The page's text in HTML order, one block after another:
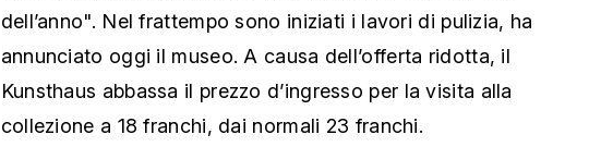
dell’anno". Nel frattempo sono iniziati i lavori di pulizia, ha
annunciato oggi il museo. A causa dell’offerta ridotta, il
Kunsthaus abbassa il prezzo d’ingresso per la visita alla
collezione a 18 franchi, dai normali 23 franchi.